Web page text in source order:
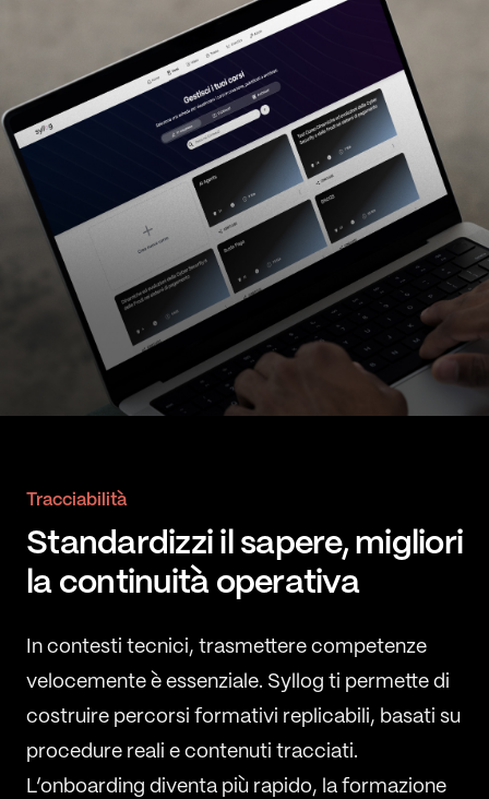
Tracciabilità
Standardizzi il sapere, migliori
la continuità operativa
In contesti tecnici, trasmettere competenze
velocemente è essenziale. Syllog ti permette di
costruire percorsi formativi replicabili, basati su
procedure reali e contenuti tracciati.
L’onboarding diventa più rapido, la formazione